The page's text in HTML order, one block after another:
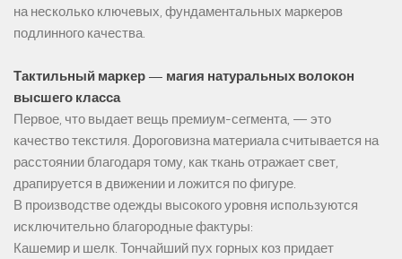
на несколько ключевых, фундаментальных маркеров
подлинного качества.
Тактильный маркер — магия натуральных волокон
высшего класса
Первое, что выдает вещь премиум-сегмента, — это
качество текстиля. Дороговизна материала считывается на
расстоянии благодаря тому, как ткань отражает свет,
драпируется в движении и ложится по фигуре.
В производстве одежды высокого уровня используются
исключительно благородные фактуры:
Кашемир и шелк. Тончайший пух горных коз придает